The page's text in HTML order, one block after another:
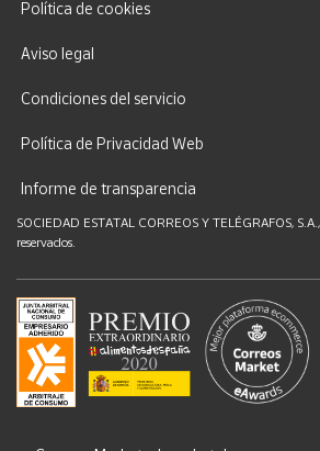
Política de cookies
Aviso legal
Condiciones del servicio
Política de Privacidad Web
Informe de transparencia
SOCIEDAD ESTATAL CORREOS Y TELÉGRAFOS,
reservados.